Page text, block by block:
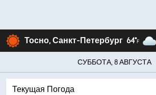
Тосно, Санкт-Петербург 64°F
СУББОТА, 8 АВГУСТА
Текущая Погода